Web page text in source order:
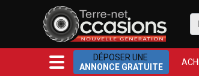
DÉPOSER UNE
ANNONCE GRATUITE